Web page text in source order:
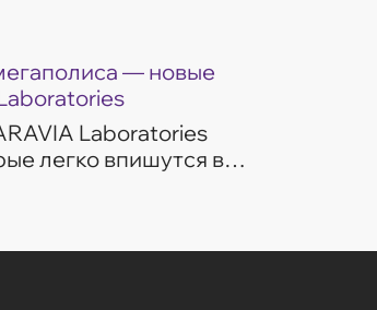
— новые
Laboratories
легко впишутся в